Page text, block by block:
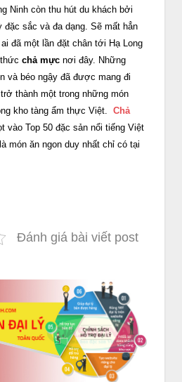
Ninh còn thu hút du khách bởi
sắc và đa dạng. Sẽ mất hẳn
đã một lần đặt chân tới Hạ Long
chả mực nơi đây. Những
và béo ngậy đã được mang đi
thành một trong những món
kho tàng ẩm thực Việt. Chả
vào Top 50 đặc sản nổi tiếng Việt
món ăn ngon duy nhất chỉ có tại
Đánh giá bài viết post